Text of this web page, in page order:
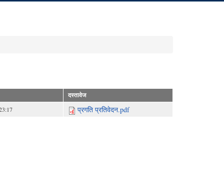
दस्तावेज
प्रगति प्रतिवेदन.pdf